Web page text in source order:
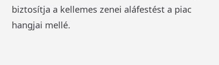
biztosítja a kellemes zenei aláfestést a piac
hangjai mellé.